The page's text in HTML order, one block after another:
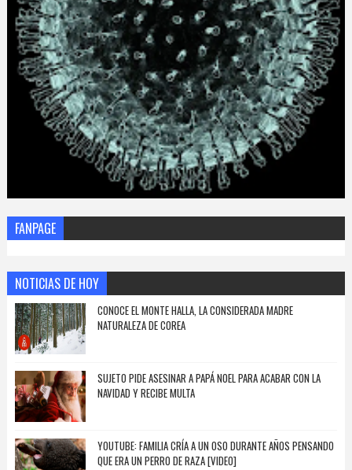
FANPAGE
NOTICIAS DE HOY
CONOCE EL MONTE HALLA, LA CONSIDERADA MADRE
NATURALEZA DE COREA
SUJETO PIDE ASESINAR A PAPÁ NOEL PARA ACABAR CON LA
NAVIDAD Y RECIBE MULTA
YOUTUBE: FAMILIA CRÍA A UN OSO DURANTE AÑOS PENSANDO
QUE ERA UN PERRO DE RAZA [VIDEO]